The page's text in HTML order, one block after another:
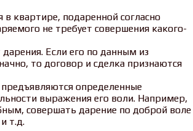
квартире, подаренной согласно
не требует совершения какого-
Если его по данным из
то договор и сделка признаются
определенные
выражения его воли. Например,
совершать дарение по доброй воле
т.д.